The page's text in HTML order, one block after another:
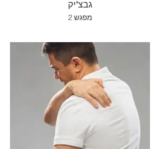
גבצ'יק
מפגש 2